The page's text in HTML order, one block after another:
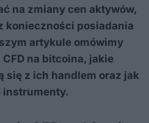
na zmiany cen aktywów,
konieczności posiadania
artykule omówimy
na bitcoina, jakie
się z ich handlem oraz jak
instrumenty.